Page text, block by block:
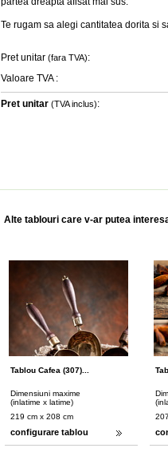
Te rugam sa alegi cantitatea dorita si
Pret unitar (fara TVA):
Valoare TVA :
Pret unitar (TVA inclus):
Alte tablouri care v-ar putea
Tablou Cafea (307)...
Dimensiuni maxime
(inlatime x latime)
219 cm x 208 cm
configurare tablou